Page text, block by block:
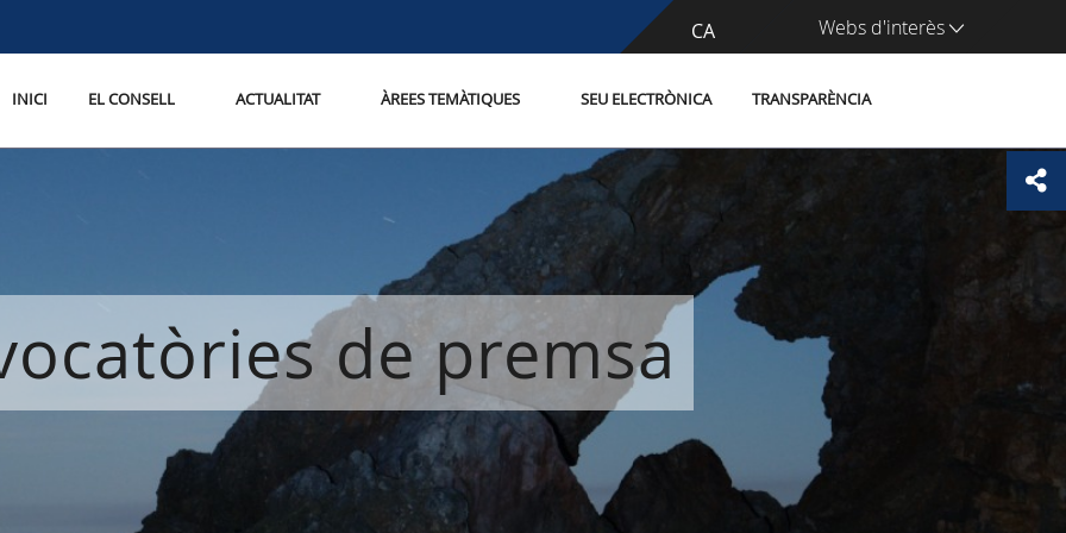
CA
ES Webs d'interès
INICI EL CONSELL ACTUALITAT ÀREES TEMÀTIQUES SEU ELECTRÒNICA TRANSPARÈNCIA
de premsa